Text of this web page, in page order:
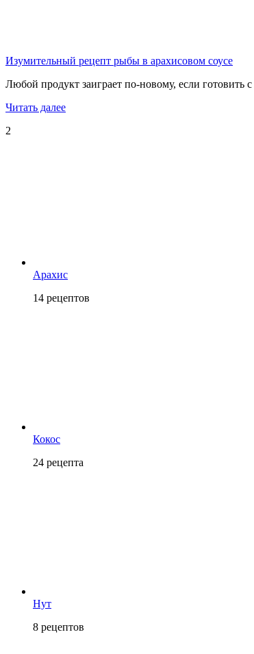
Изумительный рецепт рыбы в арахисовом соусе
Любой продукт заиграет по-новому, если
Читать далее
2
Арахис
14 рецептов
Кокос
24 рецепта
Нут
8 рецептов